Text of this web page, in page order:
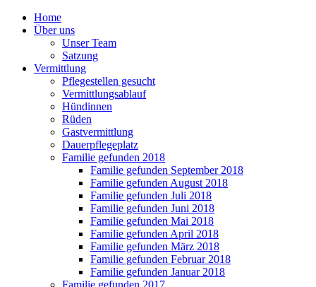
Home
Über uns
Unser Team
Satzung
Vermittlung
Pflegestellen gesucht
Vermittlungsablauf
Hündinnen
Rüden
Gastvermittlung
Dauerpflegeplatz
Familie gefunden 2018
Familie gefunden September 2018
Familie gefunden August 2018
Familie gefunden Juli 2018
Familie gefunden Juni 2018
Familie gefunden Mai 2018
Familie gefunden April 2018
Familie gefunden März 2018
Familie gefunden Februar 2018
Familie gefunden Januar 2018
Familie gefunden 2017